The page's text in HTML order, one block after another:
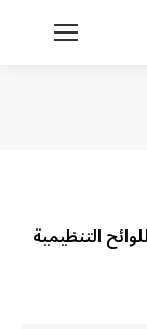
التنظيمية